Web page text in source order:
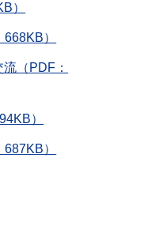
）
）
（PDF：
）
）